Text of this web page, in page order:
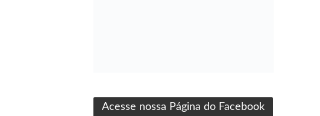
Acesse nossa Página do Facebook